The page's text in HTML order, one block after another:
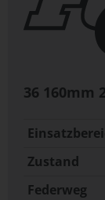
36 160mm
Zustand
Federweg